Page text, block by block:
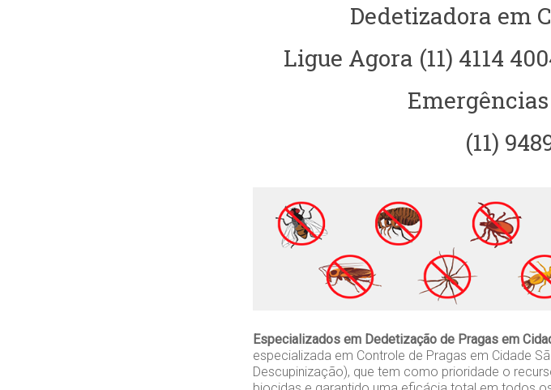
Dedetizadora em
Ligue Agora (11) 4114
(11)
Especializados em Dedetização de Pragas em
especializada em Controle de Pragas em Cidade
Descupinização), que tem como prioridade o